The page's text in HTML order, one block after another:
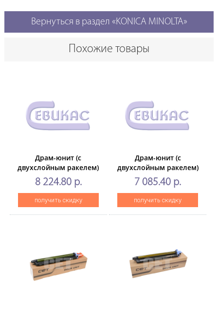
Вернуться в раздел «KONICA MINOLTA»
Похожие товары
Драм-юнит (c
двухслойным ракелем)
DR-313 для
KONICAMINOLTA Bizhub
C258/C308/C368 (CET)
CMY, 150000
стр.,CET7371P
8 224.80 р.
получить скидку
Драм-юнит (c
двухслойным ракелем)
DR-512 для
KONICAMINOLTA Bizhub
C284e/C224/C554 (CET)
CMY, 95000 стр.,CET7369P
7 085.40 р.
получить скидку